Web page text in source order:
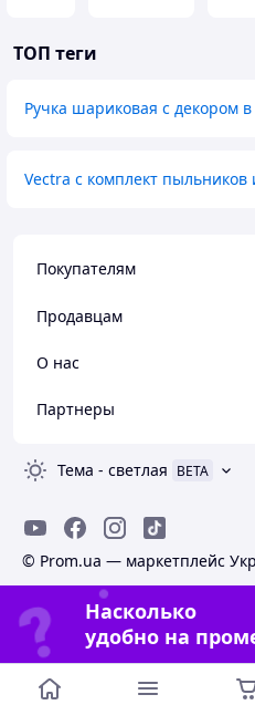
ТОП теги
Ручка шариковая с декором
Vectra c комплект пыльников
Покупателям
Продавцам
О нас
Партнеры
Тема - светлая BETA
© Prom.ua — маркетплейс
Насколько
удобно на